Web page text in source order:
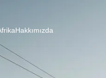
Hakkımızda